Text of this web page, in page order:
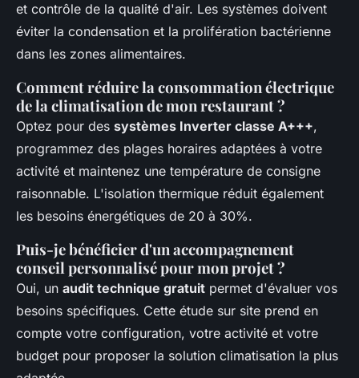
et contrôle de la qualité d'air. Les systèmes doivent
éviter la condensation et la prolifération bactérienne
dans les zones alimentaires.
Comment réduire la consommation électrique
de la climatisation de mon restaurant ?
Optez pour des systèmes Inverter classe A+++,
programmez des plages horaires adaptées à votre
activité et maintenez une température de consigne
raisonnable. L'isolation thermique réduit également
les besoins énergétiques de 20 à 30%.
Puis-je bénéficier d'un accompagnement
conseil personnalisé pour mon projet ?
Oui, un audit technique gratuit permet d'évaluer vos
besoins spécifiques. Cette étude sur site prend en
compte votre configuration, votre activité et votre
budget pour proposer la solution climatisation la plus